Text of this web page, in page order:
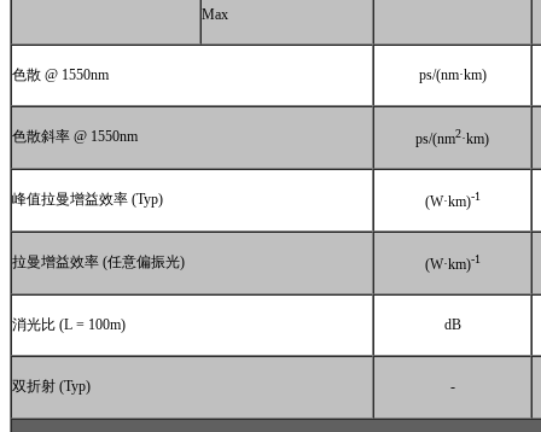
Max
色散 @ 1550nm ps/(nm·km)
色散斜率 @ 1550nm ps/(nm2·km)
峰值拉曼增益效率 (Typ) (W·km)-1
拉曼增益效率 (任意偏振光) (W·km)-1
消光比 (L = 100m) dB
双折射 (Typ) -